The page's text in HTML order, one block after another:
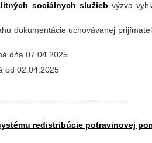
sociálnych služieb výzva
dokumentácie uchovávanej
dňa 07.04.2025
od 02.04.2025
redistribúcie potravinovej